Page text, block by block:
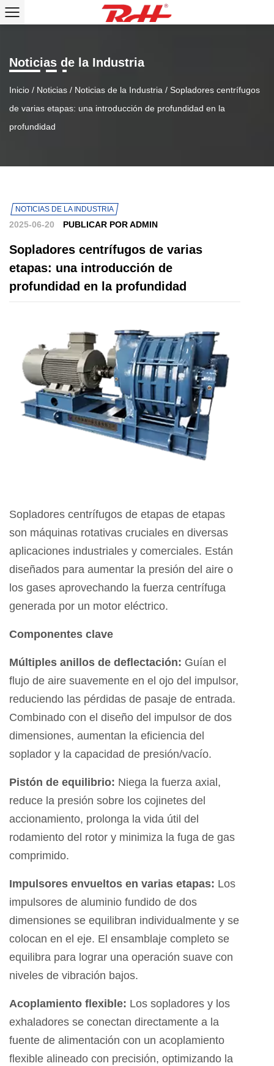
Noticias de la Industria
Inicio / Noticias / Noticias de la Industria / Sopladores centrífugos
de varias etapas: una introducción de profundidad en la
profundidad
NOTICIAS DE LA INDUSTRIA
2025-06-20 PUBLICAR POR ADMIN
Sopladores centrífugos de varias
etapas: una introducción de
profundidad en la profundidad
Sopladores centrífugos de etapas de etapas
son máquinas rotativas cruciales en diversas
aplicaciones industriales y comerciales. Están
diseñados para aumentar la presión del aire o
los gases aprovechando la fuerza centrífuga
generada por un motor eléctrico.
Componentes clave
Múltiples anillos de deflectación: Guían el
flujo de aire suavemente en el ojo del impulsor,
reduciendo las pérdidas de pasaje de entrada.
Combinado con el diseño del impulsor de dos
dimensiones, aumentan la eficiencia del
soplador y la capacidad de presión/vacío.
Pistón de equilibrio: Niega la fuerza axial,
reduce la presión sobre los cojinetes del
accionamiento, prolonga la vida útil del
rodamiento del rotor y minimiza la fuga de gas
comprimido.
Impulsores envueltos en varias etapas: Los
impulsores de aluminio fundido de dos
dimensiones se equilibran individualmente y se
colocan en el eje. El ensamblaje completo se
equilibra para lograr una operación suave con
niveles de vibración bajos.
Acoplamiento flexible: Los sopladores y los
exhaladores se conectan directamente a la
fuente de alimentación con un acoplamiento
flexible alineado con precisión, optimizando la